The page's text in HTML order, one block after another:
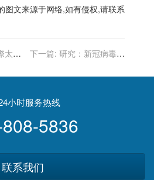
图文来源于网络,如有侵权,请联系
太空
下一篇: 研究：新冠病毒確
小时服务热线
5836
联系我们